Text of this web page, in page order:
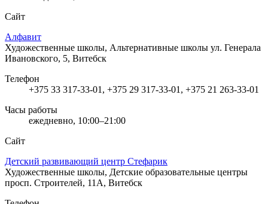
Сайт
Алфавит
Художественные школы, Альтернативные школы ул. Генерала
Ивановского, 5, Витебск
Телефон
+375 33 317-33-01, +375 29 317-33-01, +375 21 263-33-01
Часы работы
ежедневно, 10:00–21:00
Сайт
Детский развивающий центр Стефарик
Художественные школы, Детские образовательные центры
просп. Строителей, 11А, Витебск